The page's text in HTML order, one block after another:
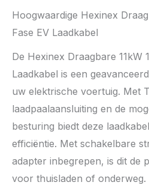
Hoogwaardige Hexinex
Fase EV Laadkabel
De Hexinex Draagbare 11kW
Laadkabel is een
uw elektrische voertuig. Met
laadpaalaansluiting en de
besturing biedt deze
efficiëntie. Met schakelbare
adapter inbegrepen, is dit de
voor thuisladen of onderweg.